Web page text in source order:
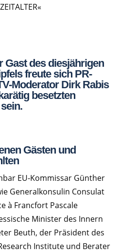
Gast des diesjährigen
freute sich PR-
Moderator Dirk Rabis
besetzten
Gästen und
EU-Kommissar Günther
Generalkonsulin Consulat
à Francfort Pascale
Minister des Innern
Beuth, der Präsident des
Institute und Berater